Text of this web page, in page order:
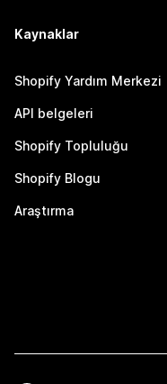
Kaynaklar
Shopify Yardım Merkezi
API belgeleri
Shopify Topluluğu
Shopify Blogu
Araştırma